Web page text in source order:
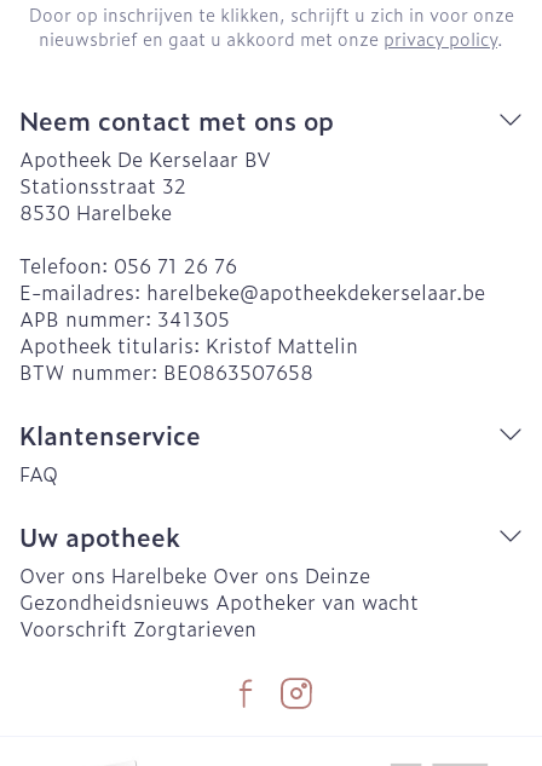
Door op inschrijven te klikken, schrijft u zich in voor onze
nieuwsbrief en gaat u akkoord met onze privacy policy.
Neem contact met ons op
Apotheek De Kerselaar BV
Stationsstraat 32
8530 Harelbeke
Telefoon: 056 71 26 76
E-mailadres: harelbeke@apotheekdekerselaar.be
APB nummer: 341305
Apotheek titularis: Kristof Mattelin
BTW nummer: BE0863507658
Klantenservice
FAQ
Uw apotheek
Over ons Harelbeke Over ons Deinze
Gezondheidsnieuws Apotheker van wacht
Voorschrift Zorgtarieven